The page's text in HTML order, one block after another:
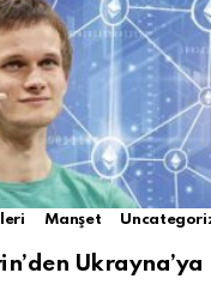
Manşet
Ukrayna’ya